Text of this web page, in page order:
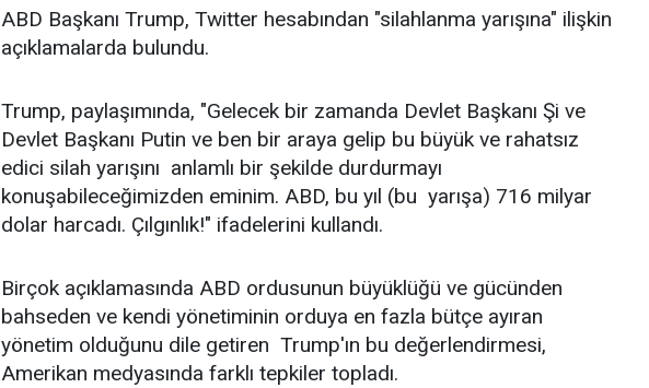
ABD Başkanı Trump, Twitter hesabından "silahlanma yarışına" ilişkin
açıklamalarda bulundu.
Trump, paylaşımında, "Gelecek bir zamanda Devlet Başkanı Şi ve
Devlet Başkanı Putin ve ben bir araya gelip bu büyük ve rahatsız
edici silah yarışını anlamlı bir şekilde durdurmayı
konuşabileceğimizden eminim. ABD, bu yıl (bu yarışa) 716 milyar
dolar harcadı. Çılgınlık!" ifadelerini kullandı.
Birçok açıklamasında ABD ordusunun büyüklüğü ve gücünden
bahseden ve kendi yönetiminin orduya en fazla bütçe ayıran
yönetim olduğunu dile getiren Trump'ın bu değerlendirmesi,
Amerikan medyasında farklı tepkiler topladı.